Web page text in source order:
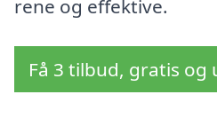
rene og effektive.
Få 3 tilbud, gratis